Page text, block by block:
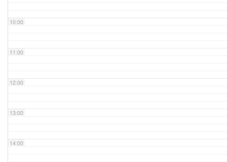
10:00
11:00
12:00
13:00
14:00